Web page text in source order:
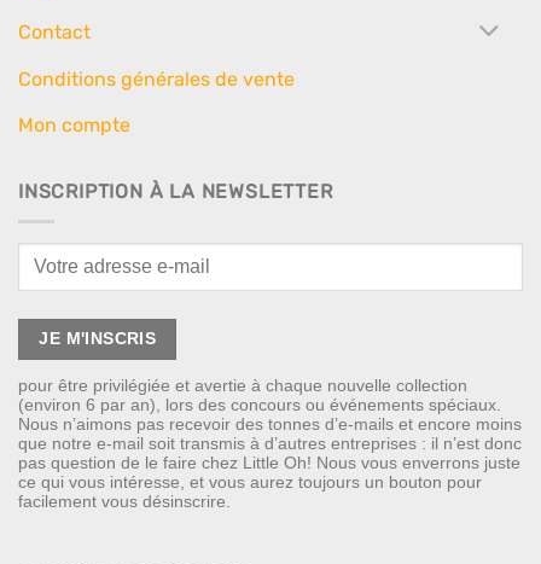
Contact
Conditions générales de vente
Mon compte
INSCRIPTION À LA NEWSLETTER
pour être privilégiée et avertie à chaque nouvelle collection
(environ 6 par an), lors des concours ou événements spéciaux.
Nous n’aimons pas recevoir des tonnes d’e-mails et encore moins
que notre e-mail soit transmis à d’autres entreprises : il n’est donc
pas question de le faire chez Little Oh! Nous vous enverrons juste
ce qui vous intéresse, et vous aurez toujours un bouton pour
facilement vous désinscrire.